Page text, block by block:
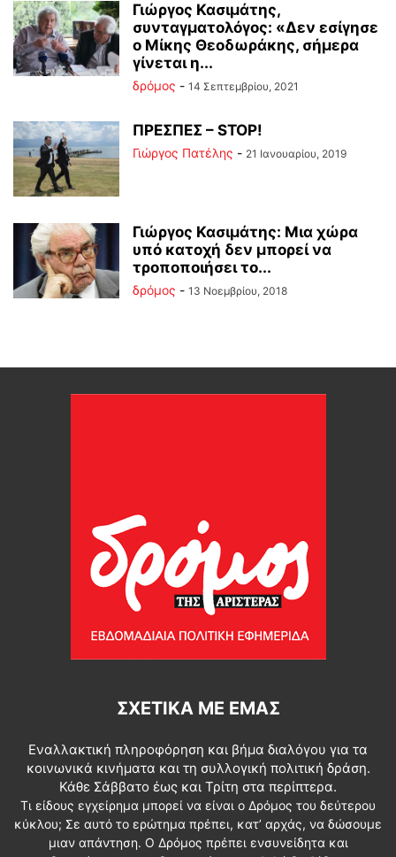
Γιώργος Κασιμάτης,
συνταγματολόγος: «Δεν εσίγησε
ο Μίκης Θεοδωράκης, σήμερα
γίνεται η...
δρόμος - 14 Σεπτεμβρίου, 2021
ΠΡΕΣΠΕΣ – STOP!
Γιώργος Πατέλης - 21 Ιανουαρίου, 2019
Γιώργος Κασιμάτης: Μια χώρα
υπό κατοχή δεν μπορεί να
τροποποιήσει το...
δρόμος - 13 Νοεμβρίου, 2018
ΣΧΕΤΙΚΆ ΜΕ ΕΜΆΣ
Εναλλακτική πληροφόρηση και βήμα διαλόγου για τα
κοινωνικά κινήματα και τη συλλογική πολιτική δράση.
Κάθε Σάββατο έως και Τρίτη στα περίπτερα.
Τι είδους εγχείρημα μπορεί να είναι ο Δρόμος του δεύτερου
κύκλου; Σε αυτό το ερώτημα πρέπει, κατ’ αρχάς, να δώσουμε
μιαν απάντηση. Ο Δρόμος πρέπει ενσυνείδητα και